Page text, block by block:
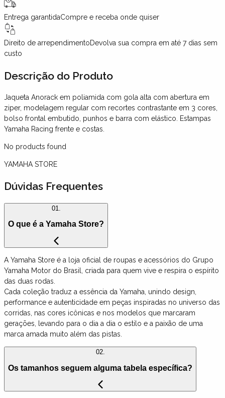
Entrega garantidaCompre e receba onde quiser
Direito de arrependimentoDevolva sua compra em até 7 dias sem
custo
Descrição do Produto
Jaqueta Anorack em poliamida com gola alta com abertura em
ziper, modelagem regular com recortes contrastante em 3 cores,
bolso frontal embutido, punhos e barra com elástico. Estampas
Yamaha Racing frente e costas.
No products found
YAMAHA STORE
Dúvidas Frequentes
01.
O que é a Yamaha Store?
A Yamaha Store é a loja oficial de roupas e acessórios do Grupo
Yamaha Motor do Brasil, criada para quem vive e respira o espírito
das duas rodas.
Cada coleção traduz a essência da Yamaha, unindo design,
performance e autenticidade em peças inspiradas no universo das
corridas, nas cores icônicas e nos modelos que marcaram
gerações, levando para o dia a dia o estilo e a paixão de uma
marca amada muito além das pistas.
02.
Os tamanhos seguem alguma tabela específica?